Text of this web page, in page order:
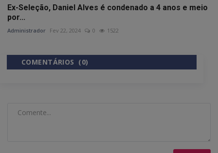
Ex-Seleção, Daniel Alves é condenado a 4 anos e meio
por...
Administrador Fev 22, 2024 0 1522
COMENTÁRIOS (0)